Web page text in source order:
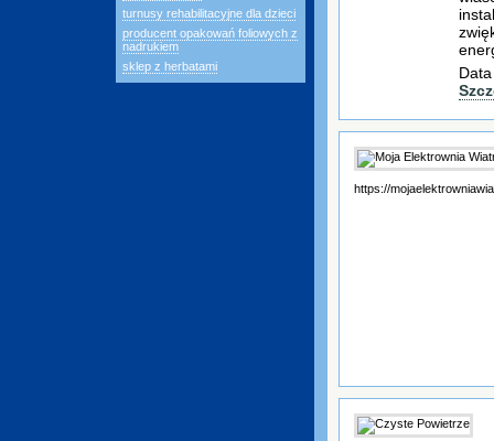
turnusy rehabilitacyjne dla dzieci
producent opakowań foliowych z
nadrukiem
sklep z herbatami
https://